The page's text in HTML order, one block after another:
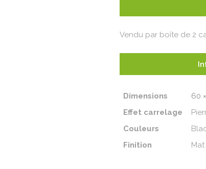
Vendu par boîte de 2
Dimensions
60
Effet carrelage
Couleurs
Finition
Mat